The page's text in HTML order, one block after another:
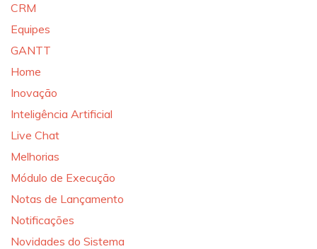
CRM
Equipes
GANTT
Home
Inovação
Inteligência Artificial
Live Chat
Melhorias
Módulo de Execução
Notas de Lançamento
Notificações
Novidades do Sistema